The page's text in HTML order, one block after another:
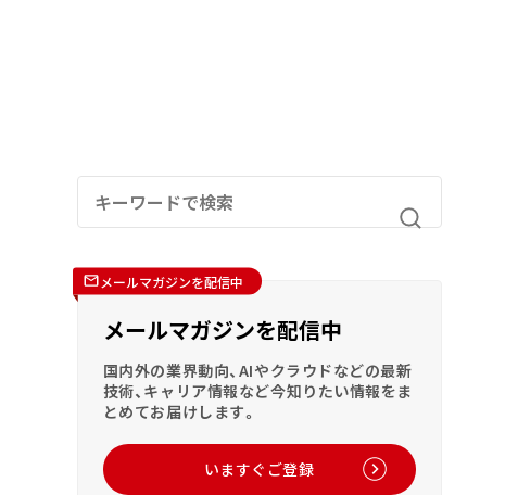
メールマガジンを配信中
メールマガジンを配信中
国内外の業界動向、AIやクラウドなどの最新
技術、キャリア情報など今知りたい情報をま
とめてお届けします。
いますぐご登録